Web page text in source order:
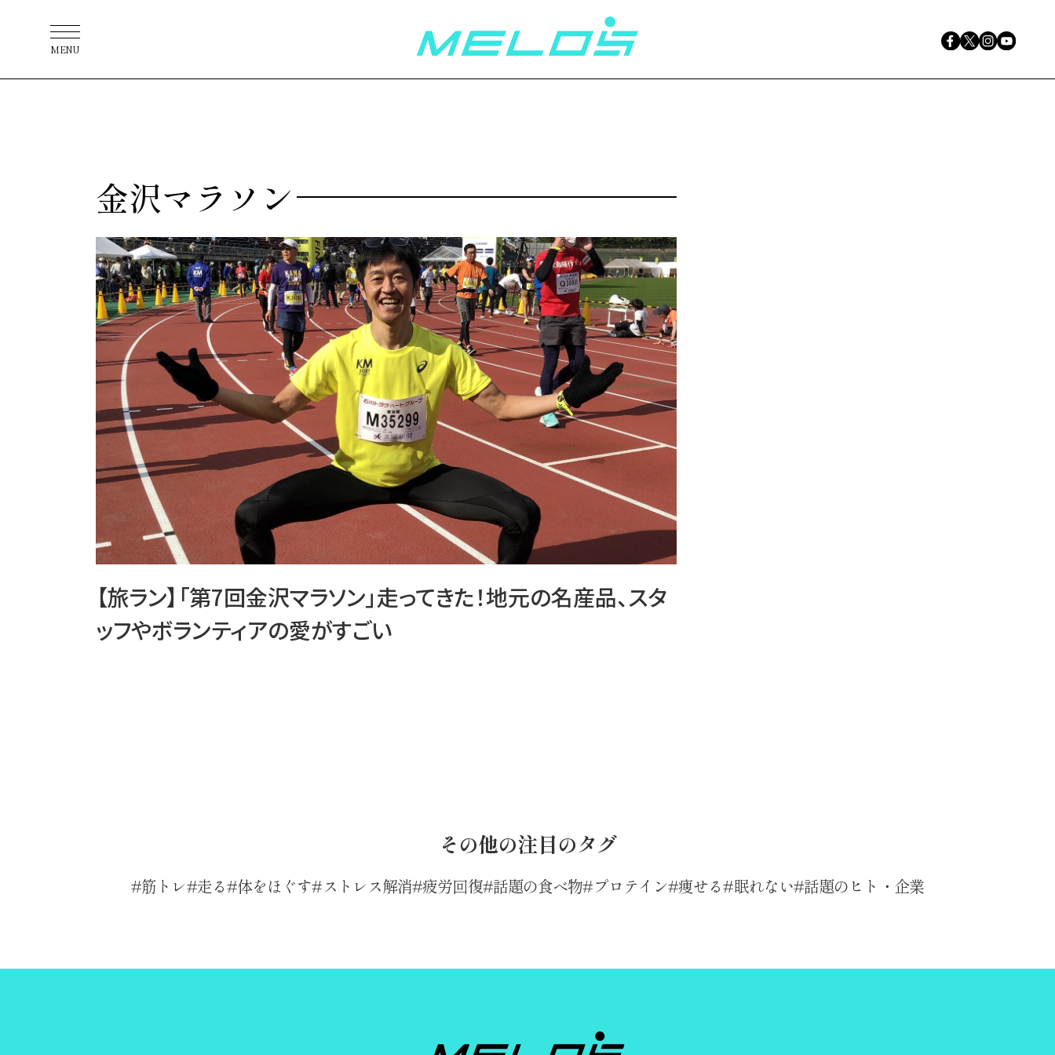
MENU
金沢マラソン
【旅ラン】「第7回金沢マラソン」走ってきた！地元の名産品、スタ
ッフやボランティアの愛がすごい
その他の注目のタグ
筋トレ 走る 体をほぐす ストレス解消 疲労回復 話題の食べ物 プロテイン 痩せる 眠れない 話題のヒト・企業